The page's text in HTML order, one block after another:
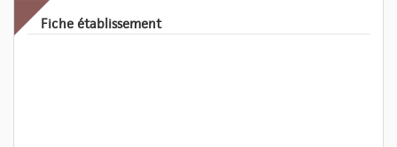
Fiche établissement